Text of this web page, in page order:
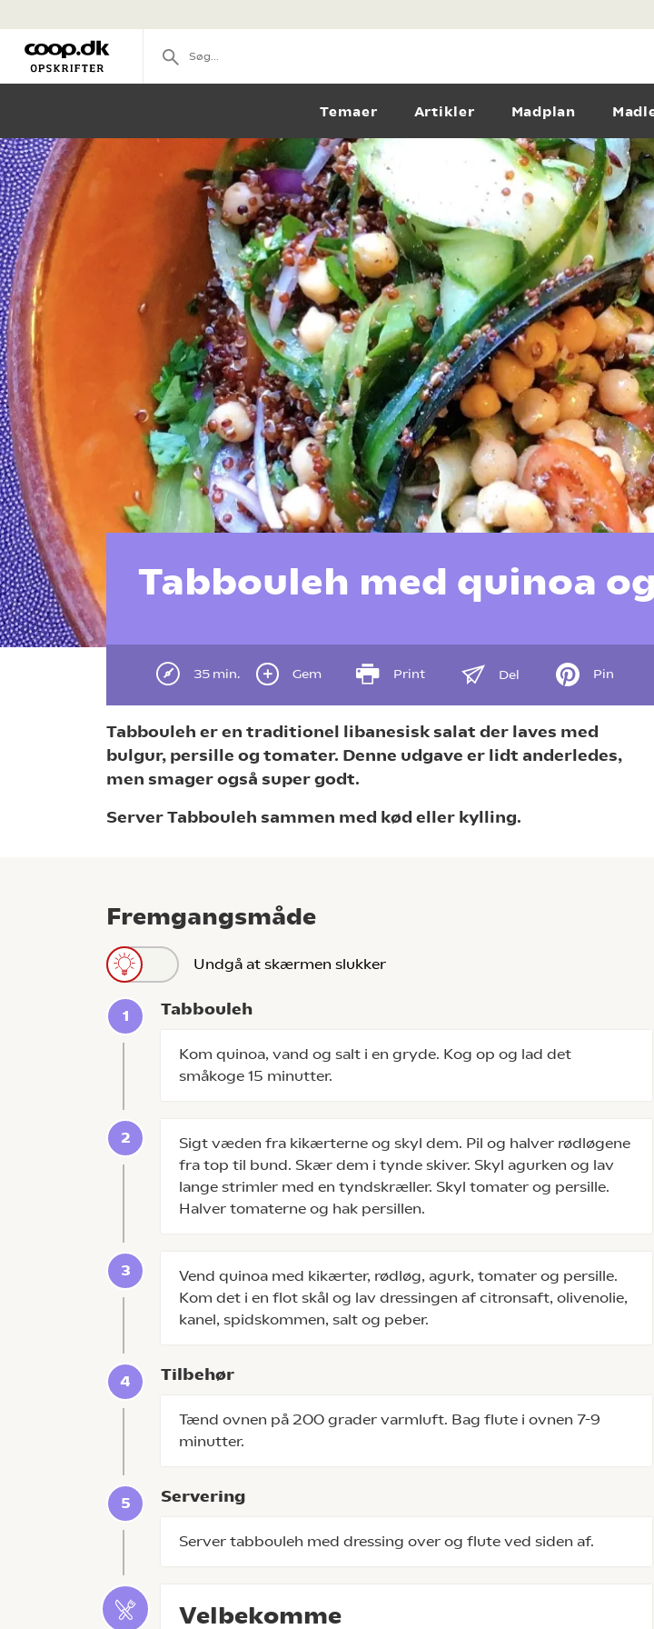
Temaer Artikler Madplan
Tabbouleh med quinoa
35 min. Gem Print Del Pin
Tabbouleh er en traditionel libanesisk salat der laves med
bulgur, persille og tomater. Denne udgave er lidt anderledes,
men smager også super godt.
Server Tabbouleh sammen med kød eller kylling.
Fremgangsmåde
Undgå at skærmen slukker
Tabbouleh
Kom quinoa, vand og salt i en gryde. Kog op og lad det
småkoge 15 minutter.
Sigt væden fra kikærterne og skyl dem. Pil og halver rødløgene
fra top til bund. Skær dem i tynde skiver. Skyl agurken og lav
lange strimler med en tyndskræller. Skyl tomater og persille.
Halver tomaterne og hak persillen.
Vend quinoa med kikærter, rødløg, agurk, tomater og persille.
Kom det i en flot skål og lav dressingen af citronsaft, olivenolie,
kanel, spidskommen, salt og peber.
Tilbehør
Tænd ovnen på 200 grader varmluft. Bag flute i ovnen 7-9
minutter.
Servering
Server tabbouleh med dressing over og flute ved siden af.
Velbekomme